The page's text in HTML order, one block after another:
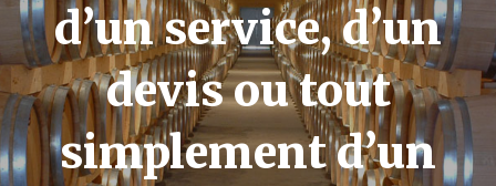
d’un service, d’un
devis ou tout
simplement d’un